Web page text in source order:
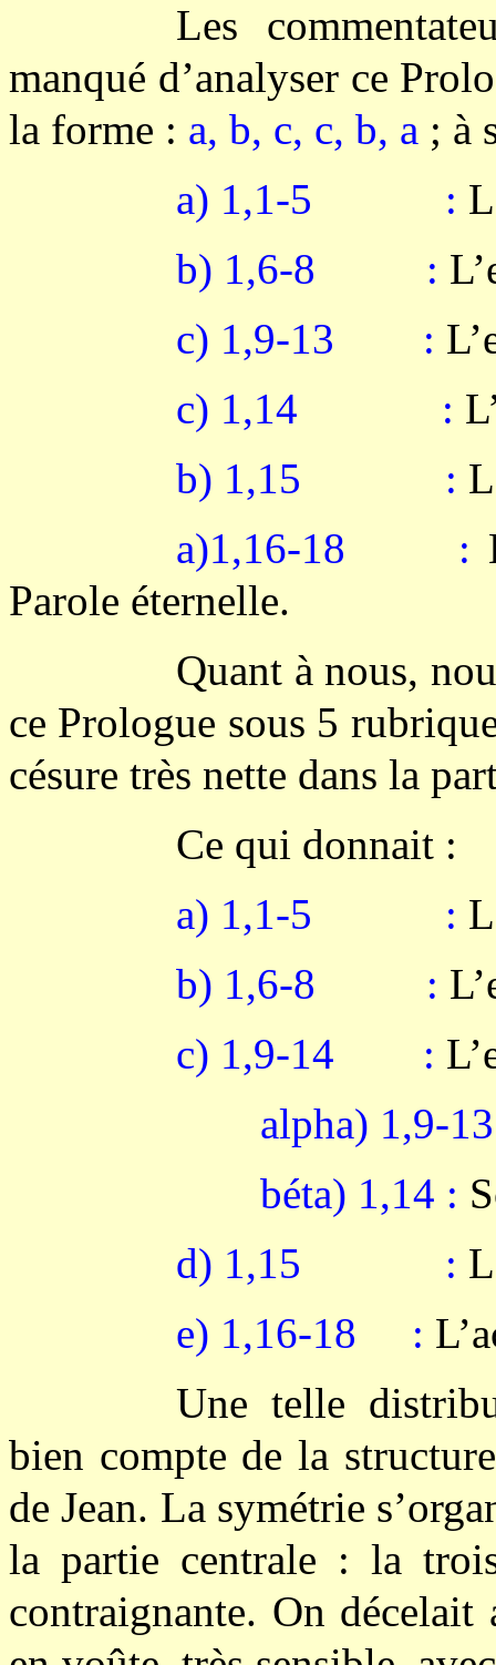
Les
manqué d’analyser ce
la forme : a, b, c, c, b, a ; à
a) 1,1-5 :
b) 1,6-8 :
c) 1,9-13 :
c) 1,14 :
b) 1,15 :
a)1,16-18 :
Parole éternelle.
Quant à nous,
ce Prologue sous 5
césure très nette dans la
Ce qui donnait :
a) 1,1-5 :
b) 1,6-8 :
c) 1,9-14 :
alpha) 1,9-
béta) 1,14 :
d) 1,15 :
e) 1,16-18 :
Une telle
bien compte de la
de Jean. La symétrie
la partie centrale : la
contraignante. On